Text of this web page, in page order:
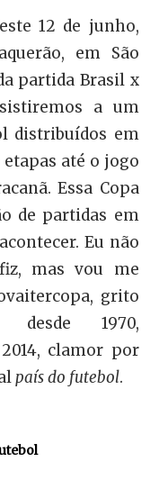
12 de junho,
em São
partida Brasil x
a um
distribuídos em
até o jogo
Essa Copa
de partidas em
Eu não
mas vou me
grito
desde 1970,
clamor por
país do futebol.